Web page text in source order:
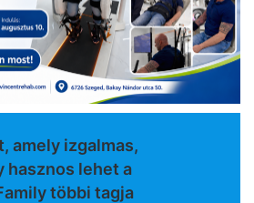
amely izgalmas,
hasznos lehet a
többi tagja